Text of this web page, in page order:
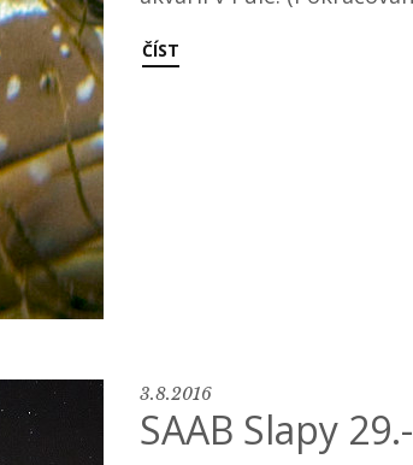
ČÍST
3.8.2016
SAAB Slapy